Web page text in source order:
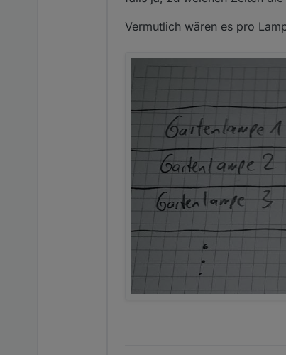
Vermutlich wären es pro